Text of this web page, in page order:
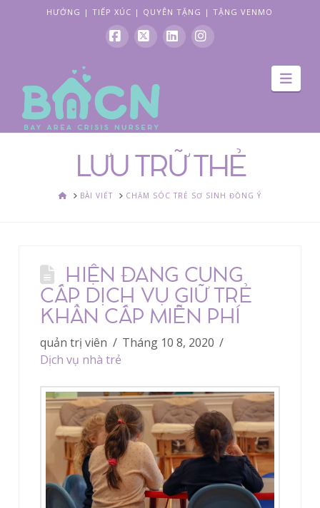
HƯỚNG |TIẾP XÚC | QUYÊN TẶNG |TẶNG VENMO
dẫn
LƯU TRỮ THẺ
NHÀBÀI VIẾT CHĂM SÓC TRẺ SƠ SINH ĐỒNG Ý
HIỆN ĐANG CUNG
CẤP DỊCH VỤ GIỮ TRẺ
KHẨN CẤP MIỄN PHÍ
quản trị viên
Tháng 10 8, 2020
Dịch vụ nhà trẻ